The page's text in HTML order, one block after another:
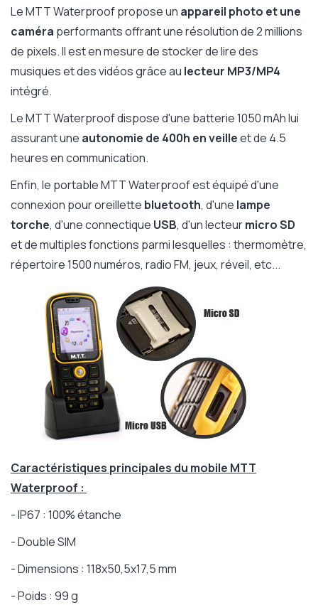
Le MTT Waterproof propose un appareil photo et une
caméra performants offrant une résolution de 2 millions
de pixels. Il est en mesure de stocker de lire des
musiques et des vidéos grâce au lecteur MP3/MP4
intégré.
Le MTT Waterproof dispose d'une batterie 1050 mAh lui
assurant une autonomie de 400h en veilleet de 4.5
heures en communication.
Enfin, le portable MTT Waterproof est équipé d'une
connexion pour oreillette bluetooth, d'une lampe
torche, d'une connectique USB, d'un lecteurmicro SD
et de multiples fonctions parmi lesquelles : thermomètre,
répertoire 1500 numéros, radio FM, jeux, réveil, etc...
Caractéristiques principales du mobile MTT
Waterproof :
- IP67 : 100% étanche
- Double SIM
- Dimensions : 118x50,5x17,5 mm
- Poids : 99 g